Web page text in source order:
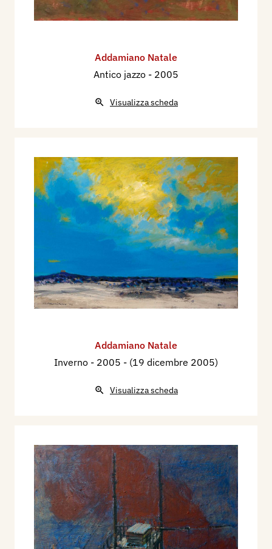
Addamiano Natale
Antico jazzo - 2005
Visualizza scheda
Addamiano Natale
Inverno - 2005 - (19 dicembre 2005)
Visualizza scheda